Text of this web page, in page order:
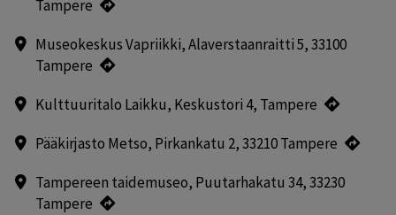
Tampere
Museokeskus Vapriikki, Alaverstaanraitti 5, 33100
Tampere
Kulttuuritalo Laikku, Keskustori 4, Tampere
Pääkirjasto Metso, Pirkankatu 2, 33210 Tampere
Tampereen taidemuseo, Puutarhakatu 34, 33230
Tampere